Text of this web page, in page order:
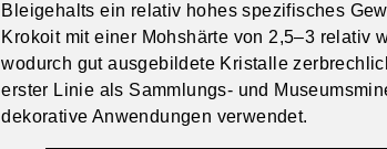
Bleigehalts ein relativ hohes spezifisches
Krokoit mit einer Mohshärte von 2,5–3 relativ
wodurch gut ausgebildete Kristalle
erster Linie als Sammlungs- und
dekorative Anwendungen verwendet.